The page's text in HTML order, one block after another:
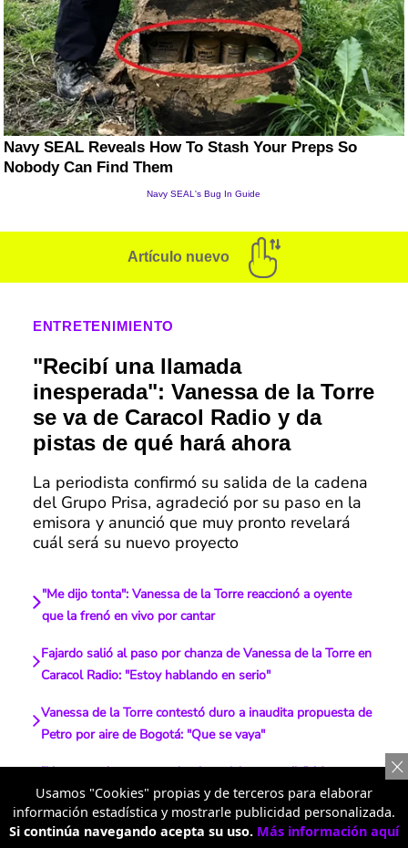
Artículo nuevo
ENTRETENIMIENTO
"Recibí una llamada
inesperada": Vanessa de la Torre
se va de Caracol Radio y da
pistas de qué hará ahora
La periodista confirmó su salida de la cadena
del Grupo Prisa, agradeció por su paso en la
emisora y anunció que muy pronto revelará
cuál será su nuevo proyecto
"Me dijo tonta": Vanessa de la Torre reaccionó a oyente
que la frenó en vivo por cantar
Fajardo salió al paso por chanza de Vanessa de la Torre en
Caracol Radio: "Estoy hablando en serio"
Vanessa de la Torre contestó duro a inaudita propuesta de
Petro por aire de Bogotá: "Que se vaya"
"No me vuelvo a casar ni quiero vivir con nadie": Vanessa
de la Torre dice por qué es buen partido
Usamos "Cookies" propias y de terceros para elaborar
información estadística y mostrarle publicidad personalizada.
Si continúa navegando acepta su uso. Más información aquí